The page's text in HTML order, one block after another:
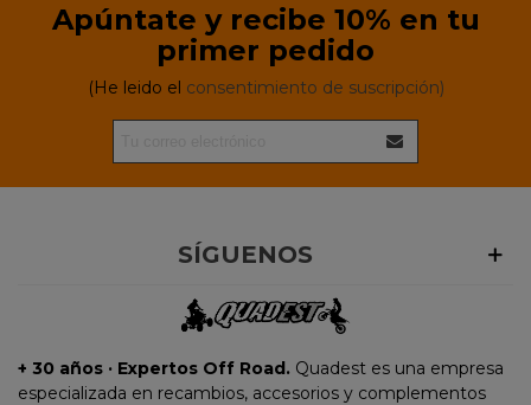
Apúntate y recibe 10% en tu
primer pedido
(He leido el consentimiento de suscripción)
SÍGUENOS
+ 30 años · Expertos Off Road. Quadest es una empresa
especializada en recambios, accesorios y complementos